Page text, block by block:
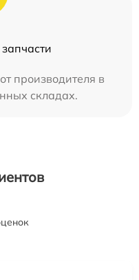
производителя в
складах.